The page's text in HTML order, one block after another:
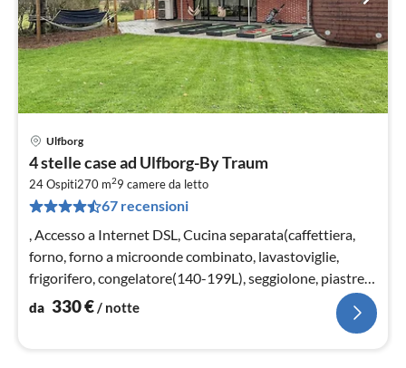
Ulfborg
4 stelle case ad Ulfborg-By Traum
24 Ospiti270 m29 camere da letto
67 recensioni
, Accesso a Internet DSL, Cucina separata(caffettiera,
forno, forno a microonde combinato, lavastoviglie,
frigorifero, congelatore(140-199L), seggiolone, piastre
elettriche)
da 330€/ notte